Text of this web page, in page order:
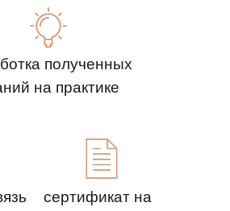
полученных
на практике
сертификат на